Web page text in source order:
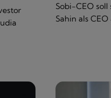
Sobi-CEO soll
Sahin als CEO